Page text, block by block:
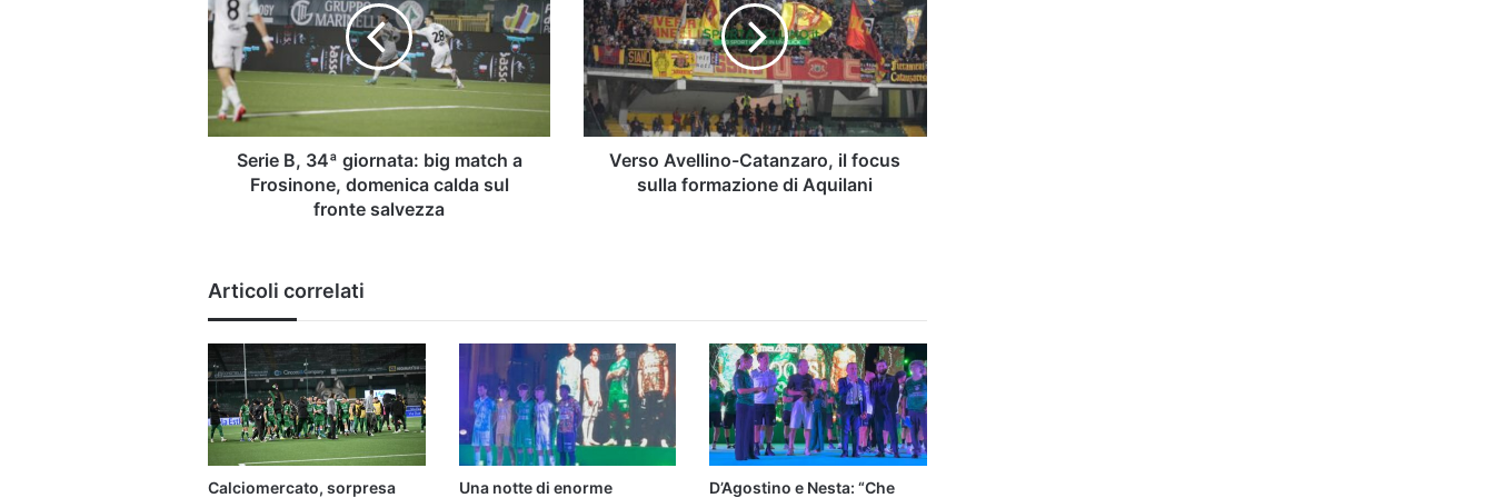
giornata:
big
match
Frosinone,
domenica
caldaSerie B, 34ª giornata: big match a
Frosinone, domenica calda sul
fronte salvezza
il
focus
sulla
formazione
di
Aquilani
Verso Avellino-Catanzaro, il focus
sulla formazione di Aquilani
Articoli correlati
Calciomercato, sorpresa Una notte di enorme D’Agostino e Nesta: “Che